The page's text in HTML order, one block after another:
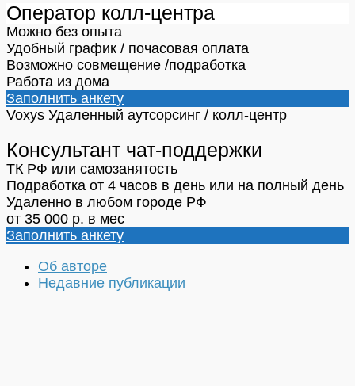
Оператор колл-центра
Можно без опыта
Удобный график / почасовая оплата
Возможно совмещение /подработка
Работа из дома
Заполнить анкету
Voxys Удаленный аутсорсинг / колл-центр
Консультант чат-поддержки
ТК РФ или самозанятость
Подработка от 4 часов в день или на полный день
Удаленно в любом городе РФ
от 35 000 р. в мес
Заполнить анкету
Об авторе
Недавние публикации